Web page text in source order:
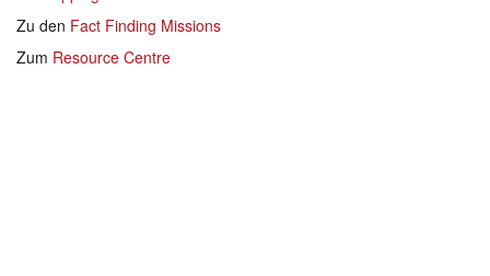
Zu den Fact Finding Missions
Zum Resource Centre